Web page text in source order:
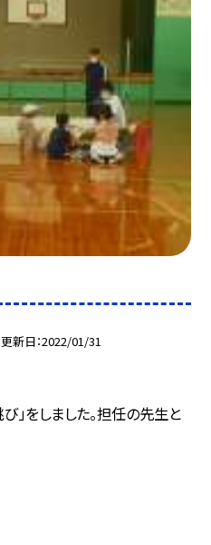
更新日 2022/01/31
」をしました。担任の先生と